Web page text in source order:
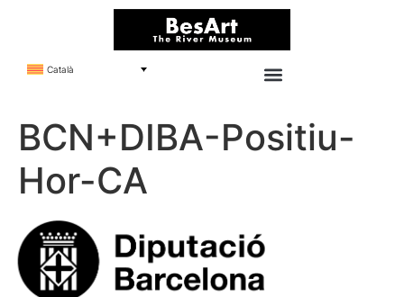
Català
BCN+DIBA-Positiu-
Hor-CA